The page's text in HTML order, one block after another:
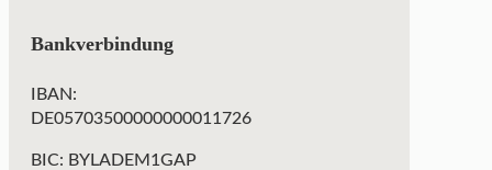
Bankverbindung
IBAN:
DE05703500000000011726
BIC: BYLADEM1GAP